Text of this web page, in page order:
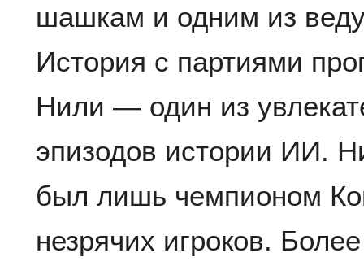
шашкам и одним из
История с партиями
Нили — один из
эпизодов истории ИИ.
был лишь чемпионом
незрячих игроков.